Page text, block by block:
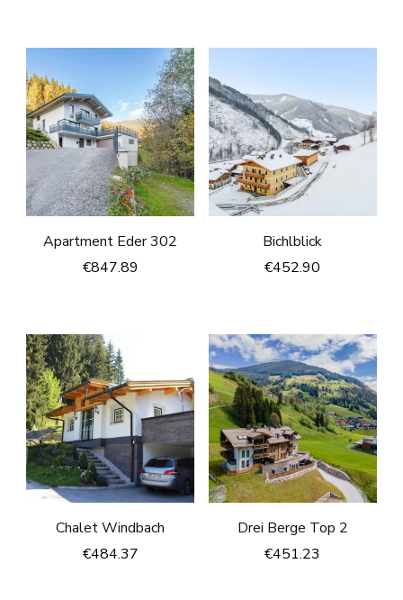
Apartment Eder 302
€847.89
Bichlblick
€452.90
Chalet Windbach
€484.37
Drei Berge Top 2
€451.23